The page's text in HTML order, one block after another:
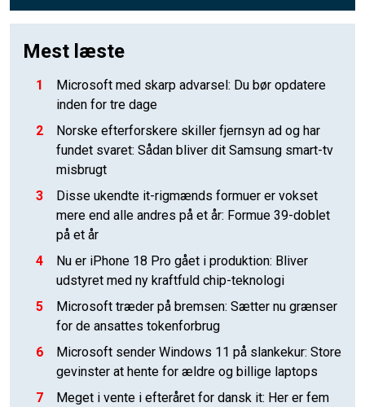
Mest læste
1
Microsoft med skarp advarsel: Du bør opdatere
inden for tre dage
2
Norske efterforskere skiller fjernsyn ad og har
fundet svaret: Sådan bliver dit Samsung smart-tv
misbrugt
3
Disse ukendte it-rigmænds formuer er vokset
mere end alle andres på et år: Formue 39-doblet
på et år
4
Nu er iPhone 18 Pro gået i produktion: Bliver
udstyret med ny kraftfuld chip-teknologi
5
Microsoft træder på bremsen: Sætter nu grænser
for de ansattes tokenforbrug
6
Microsoft sender Windows 11 på slankekur: Store
gevinster at hente for ældre og billige laptops
7
Meget i vente i efteråret for dansk it: Her er fem